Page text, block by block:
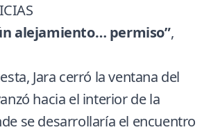
alejamiento… permiso”,
Jara cerró la ventana del
hacia el interior de la
se desarrollaría el encuentro